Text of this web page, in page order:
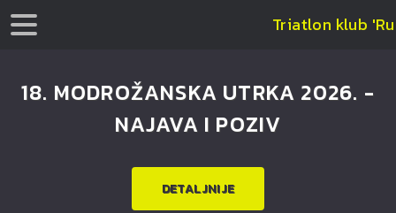
Triatlon klub
18. MODROŽANSKA UTRKA 2026. -
NAJAVA I POZIV
DETALJNIJE